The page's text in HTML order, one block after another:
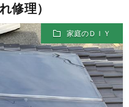
ブ
セ
ッ
グ
ッ
ズ
練
習
ラ
修理）
家庭のＤＩＹ